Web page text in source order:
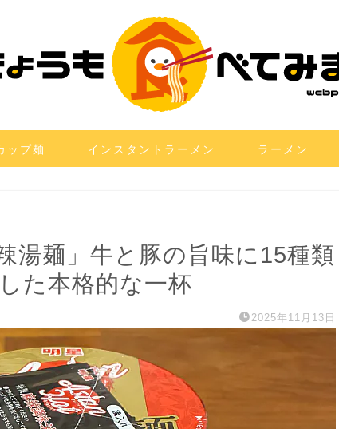
ップ麺 インスタントラーメン ラーメン
湯麺」牛と豚の旨味に15種類
た本格的な一杯
2025年11月13日